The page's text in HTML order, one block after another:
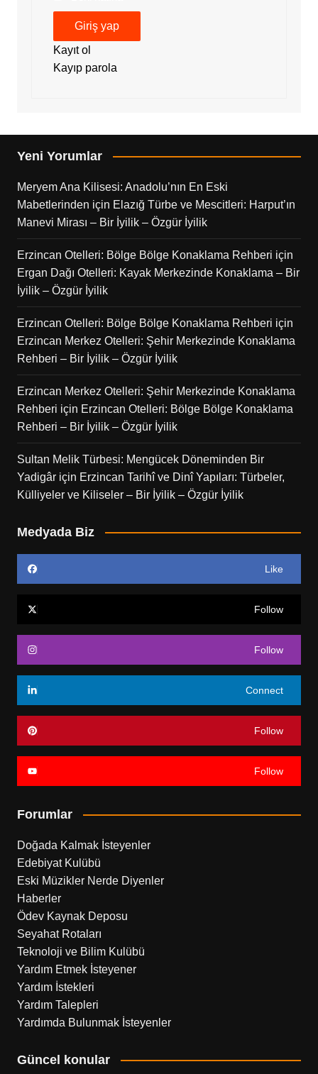
Giriş yap
Kayıt ol
Kayıp parola
Yeni Yorumlar
Meryem Ana Kilisesi: Anadolu’nın En Eski
Mabetlerinden için Elazığ Türbe ve Mescitleri: Harput’ın
Manevi Mirası – Bir İyilik – Özgür İyilik
Erzincan Otelleri: Bölge Bölge Konaklama Rehberi için
Ergan Dağı Otelleri: Kayak Merkezinde Konaklama – Bir
İyilik – Özgür İyilik
Erzincan Otelleri: Bölge Bölge Konaklama Rehberi için
Erzincan Merkez Otelleri: Şehir Merkezinde Konaklama
Rehberi – Bir İyilik – Özgür İyilik
Erzincan Merkez Otelleri: Şehir Merkezinde Konaklama
Rehberi için Erzincan Otelleri: Bölge Bölge Konaklama
Rehberi – Bir İyilik – Özgür İyilik
Sultan Melik Türbesi: Mengücek Döneminden Bir
Yadigâriçin Erzincan Tarihî ve Dinî Yapıları: Türbeler,
Külliyeler ve Kiliseler – Bir İyilik – Özgür İyilik
Medyada Biz
Like
Follow
Follow
Connect
Follow
Follow
Forumlar
Doğada Kalmak İsteyenler
Edebiyat Kulübü
Eski Müzikler Nerde Diyenler
Haberler
Ödev Kaynak Deposu
Seyahat Rotaları
Teknoloji ve Bilim Kulübü
Yardım Etmek İsteyener
Yardım İstekleri
Yardım Talepleri
Yardımda Bulunmak İsteyenler
Güncel konular